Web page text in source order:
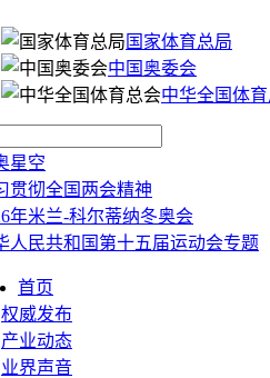
国家体育总局
中国奥委会
中华全国体
首页
权威发布
产业动态
业界声音